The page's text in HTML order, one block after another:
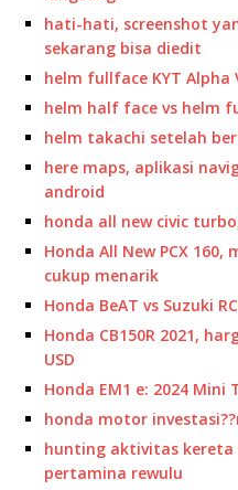
hati-hati, screenshot
sekarang bisa diedit
helm fullface KYT Alpha
helm half face vs helm
helm takachi setelah
here maps, aplikasi
android
honda all new civic
Honda All New PCX
cukup menarik
Honda BeAT vs Suzuki
Honda CB150R 2021,
USD
Honda EM1 e: 2024 Mini
honda motor
hunting aktivitas kereta
pertamina rewulu